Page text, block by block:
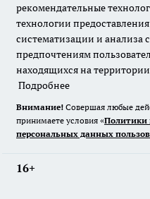
рекомендательные
технологии
систематизации и анализа
предпочтениям
находящихся на
Подробнее
Внимание! Совершая любые
принимаете условия «Политики
персональных данных
16+